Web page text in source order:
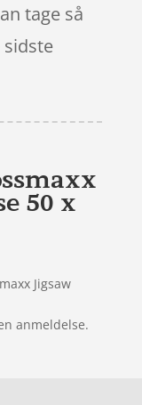
tage så
50 x
Jigsaw
anmeldelse.